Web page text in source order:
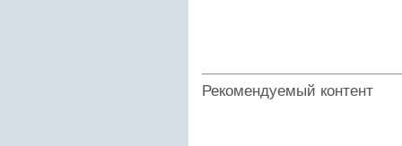
Рекомендуемый контент